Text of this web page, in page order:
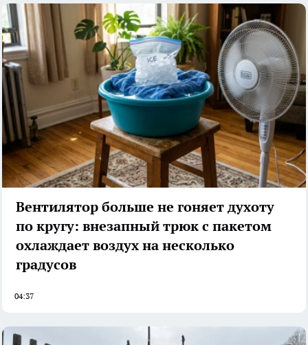
Вентилятор больше не гоняет духоту
по кругу: внезапный трюк с пакетом
охлаждает воздух на несколько
градусов
04:37